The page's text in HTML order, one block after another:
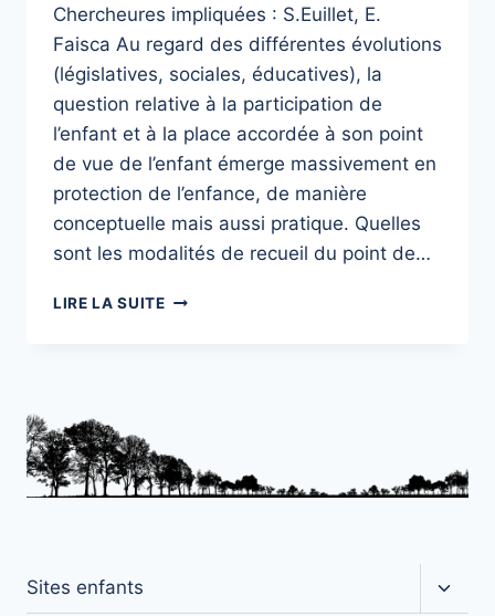
Chercheures impliquées : S.Euillet, E.
Faisca Au regard des différentes évolutions
(législatives, sociales, éducatives), la
question relative à la participation de
l’enfant et à la place accordée à son point
de vue de l’enfant émerge massivement en
protection de l’enfance, de manière
conceptuelle mais aussi pratique. Quelles
sont les modalités de recueil du point de…
LIRE LA SUITELA
:
POINTS
Sites enfants
le